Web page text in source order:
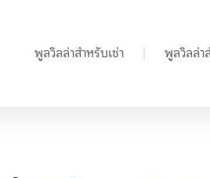
พูลวิลล่าสำหรับเช่า พูลวิลล่า